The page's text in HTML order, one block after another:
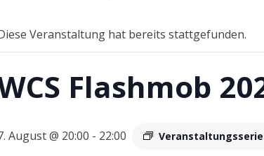
Veranstaltung hat bereits stattgefunden.
Flashmob
August @ 20:00 - 22:00 Veranstaltungsserie